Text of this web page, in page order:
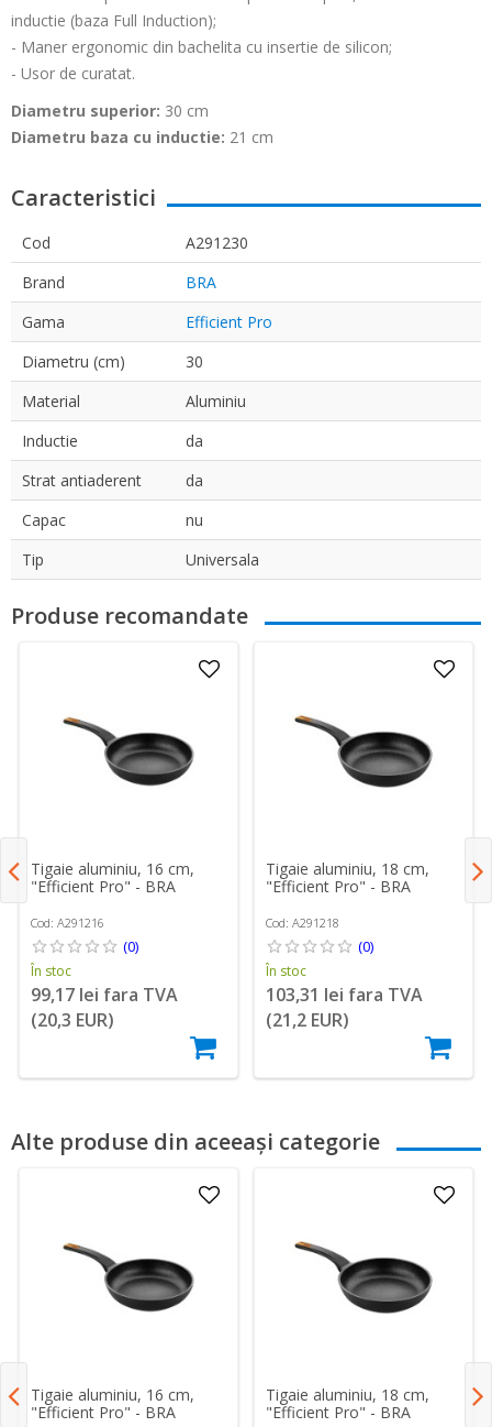
inductie (baza Full Induction);
- Maner ergonomic din bachelita cu insertie de silicon;
- Usor de curatat.
Diametru superior: 30 cm
Diametru baza cu inductie: 21 cm
Caracteristici
Cod
A291230
Brand
BRA
Gama
Efficient Pro
Diametru (cm)
30
Material
Aluminiu
Inductie
da
Strat antiaderent
da
Capac
nu
Tip
Universala
Produse recomandate
Tigaie aluminiu, 16 cm,
"Efficient Pro" - BRA
Cod: A291216
(0)
În stoc
99,17 lei fara TVA
(20,3 EUR)
Tigaie aluminiu, 18 cm,
"Efficient Pro" - BRA
Cod: A291218
(0)
În stoc
103,31 lei fara TVA
(21,2 EUR)
Alte produse din aceeași categorie
Tigaie aluminiu, 16 cm,
"Efficient Pro" - BRA
Tigaie aluminiu, 18 cm,
"Efficient Pro" - BRA